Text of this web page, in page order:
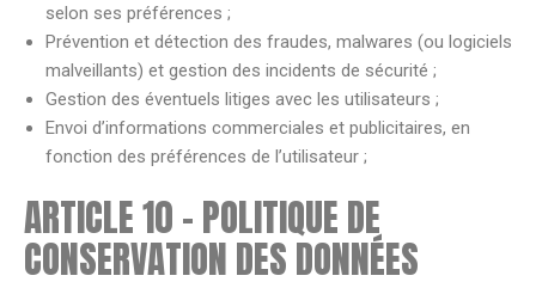
selon ses préférences ;
Prévention et détection des fraudes, malwares (ou logiciels
malveillants) et gestion des incidents de sécurité ;
Gestion des éventuels litiges avec les utilisateurs ;
Envoi d’informations commerciales et publicitaires, en
fonction des préférences de l’utilisateur ;
ARTICLE 10 – POLITIQUE DE
CONSERVATION DES DONNÉES